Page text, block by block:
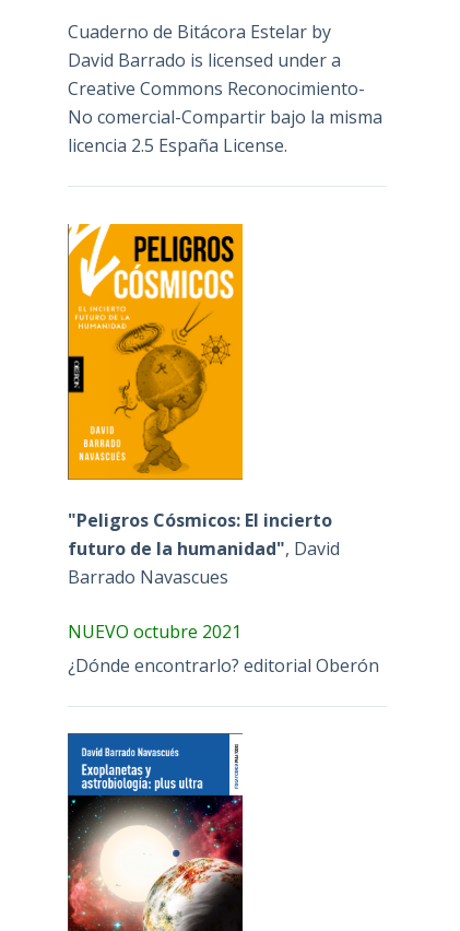
Cuaderno de Bitácora Estelar by
David Barrado is licensed under a
Creative Commons Reconocimiento-
No comercial-Compartir bajo la misma
licencia 2.5 España License.
"Peligros Cósmicos: El incierto
futuro de la humanidad", David
Barrado Navascues
NUEVO octubre 2021
¿Dónde encontrarlo? editorial Oberón